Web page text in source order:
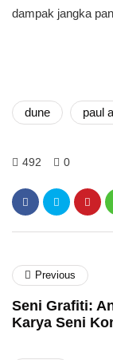
dampak jangka
dune paul
492 0
Previous
Seni Grafiti:
Karya Seni